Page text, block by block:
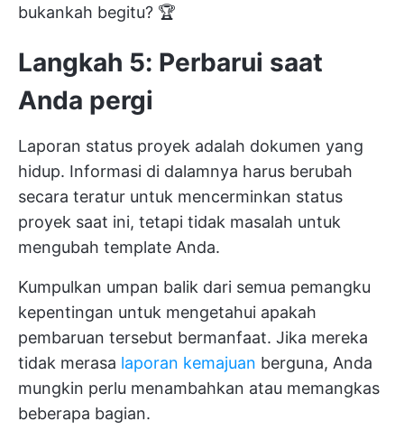
bukankah begitu? 🏆
Langkah 5: Perbarui saat
Anda pergi
Laporan status proyek adalah dokumen yang
hidup. Informasi di dalamnya harus berubah
secara teratur untuk mencerminkan status
proyek saat ini, tetapi tidak masalah untuk
mengubah template Anda.
Kumpulkan umpan balik dari semua pemangku
kepentingan untuk mengetahui apakah
pembaruan tersebut bermanfaat. Jika mereka
tidak merasa laporan kemajuan berguna, Anda
mungkin perlu menambahkan atau memangkas
beberapa bagian.